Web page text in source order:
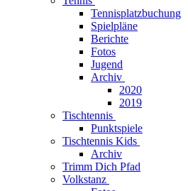
Tennisplatzbuchung
Spielpläne
Berichte
Fotos
Jugend
Archiv
2020
2019
Tischtennis
Punktspiele
Tischtennis Kids
Archiv
Trimm Dich Pfad
Volkstanz